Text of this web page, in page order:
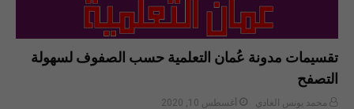
تقسيمات مدونة عُمان التعلمية حسب الصفوف لسهولة
التصفح
محمد يونس الغادي
أغسطس 10, 2020